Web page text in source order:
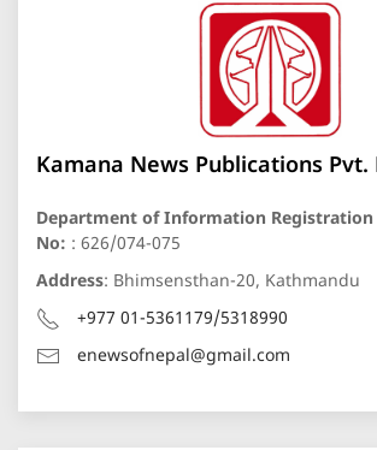
Kamana News Publications Pvt.
Department of Information Registration
No: : 626/074-075
Address: Bhimsensthan-20, Kathmandu
+977 01-5361179/5318990
enewsofnepal@gmail.com